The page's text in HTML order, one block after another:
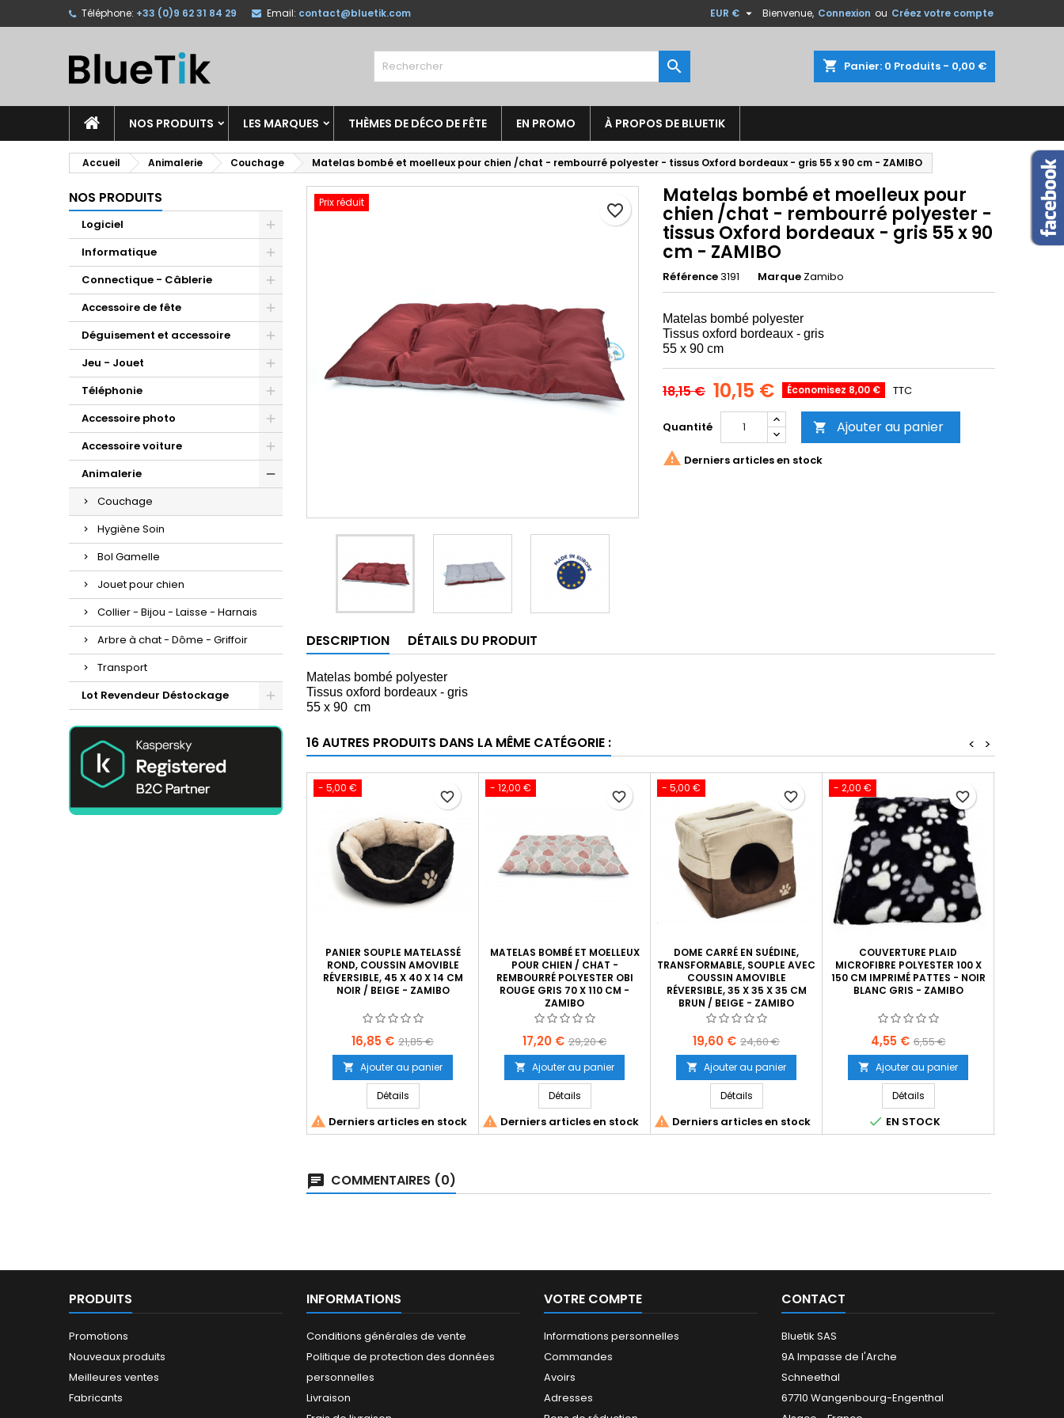
Téléphone: +33 (0)9 62 31 84 29 Email: contact@bluetik.com Bienvenue, Connexion ou Créez votre compte
EUR € 
shopping_cart Panier: 0 Produits - 0,00 €

NOS PRODUITS LES MARQUES THÈMES DE DÉCO DE FÊTE EN PROMO À PROPOS DE BLUETIK
Accueil Animalerie Couchage Matelas bombé et moelleux pour chien /chat - rembourré polyester - tissus Oxford bordeaux - gris 55 x 90 cm - ZAMIBO
NOS PRODUITS
Logiciel
Informatique
Connectique - Câblerie
Accessoire de fête
Déguisement et accessoire
Jeu - Jouet
Téléphonie
Accessoire photo
Accessoire voiture
Animalerie
Couchage
Hygiène Soin
Bol Gamelle
Jouet pour chien
Collier - Bijou - Laisse - Harnais
Arbre à chat - Dôme - Griffoir
Transport
Lot Revendeur Déstockage
favorite_border
Prix réduit Matelas bombé et moelleux pour
chien /chat - rembourré polyester -
tissus Oxford bordeaux - gris 55 x 90
cm - ZAMIBO
Référence3191 Marque Zamibo
Matelas bombé polyester
Tissus oxford bordeaux - gris
55 x 90 cm
18,15 € 10,15 € Économisez 8,00 € TTC
Quantité  Ajouter au panier
 Derniers articles en stock
DESCRIPTION DÉTAILS DU PRODUIT
Matelas bombé polyester
Tissus oxford bordeaux - gris
55 x 90 cm
16 AUTRES PRODUITS DANS LA MÊME CATÉGORIE : >
<
- 5,00 €
PANIER SOUPLE MATELASSÉ
ROND, COUSSIN AMOVIBLE
RÉVERSIBLE, 45 X 40 X 14 CM
NOIR / BEIGE - ZAMIBO
Prix
16,85 € Prix
base
21,85 €
 Ajouter au panier
Détails
 Derniers articles en stock
favorite_border
- 12,00 €
MATELAS BOMBÉ ET MOELLEUX
POUR CHIEN / CHAT -
REMBOURRÉ POLYESTER OBI
ROUGE GRIS 70 X 110 CM -
ZAMIBO
Prix
17,20 € Prix
base
29,20 €
 Ajouter au panier
Détails
 Derniers articles en stock
favorite_border
- 5,00 €
DOME CARRÉ EN SUÉDINE,
TRANSFORMABLE, SOUPLE AVEC
COUSSIN AMOVIBLE
RÉVERSIBLE, 35 X 35 X 35 CM
BRUN / BEIGE - ZAMIBO
Prix
19,60 € Prix
base
24,60 €
 Ajouter au panier
Détails
 Derniers articles en stock
favorite_border
- 2,00 €
COUVERTURE PLAID
MICROFIBRE POLYESTER 100 X
150 CM IMPRIMÉ PATTES - NOIR
BLANC GRIS - ZAMIBO
Prix
4,55 € Prix
base
6,55 €
 Ajouter au panier
Détails
 EN STOCK
favorite_border
COMMENTAIRES (0)
PRODUITS
Promotions
Nouveaux produits
Meilleures ventes
Fabricants
INFORMATIONS
Conditions générales de vente
Politique de protection des données
personnelles
Livraison
VOTRE COMPTE
Informations personnelles
Commandes
Avoirs
Adresses
CONTACT
Bluetik SAS
9A Impasse de l'Arche
Schneethal
67710 Wangenbourg-Engenthal
Ajouter à ma liste d'envies
Créer une nouvelle liste
Créer une liste d'envies
Annuler Créer une liste d'envies
Connexion
Vous devez être connecté pour ajouter des produits à votre liste
Annuler Connexion